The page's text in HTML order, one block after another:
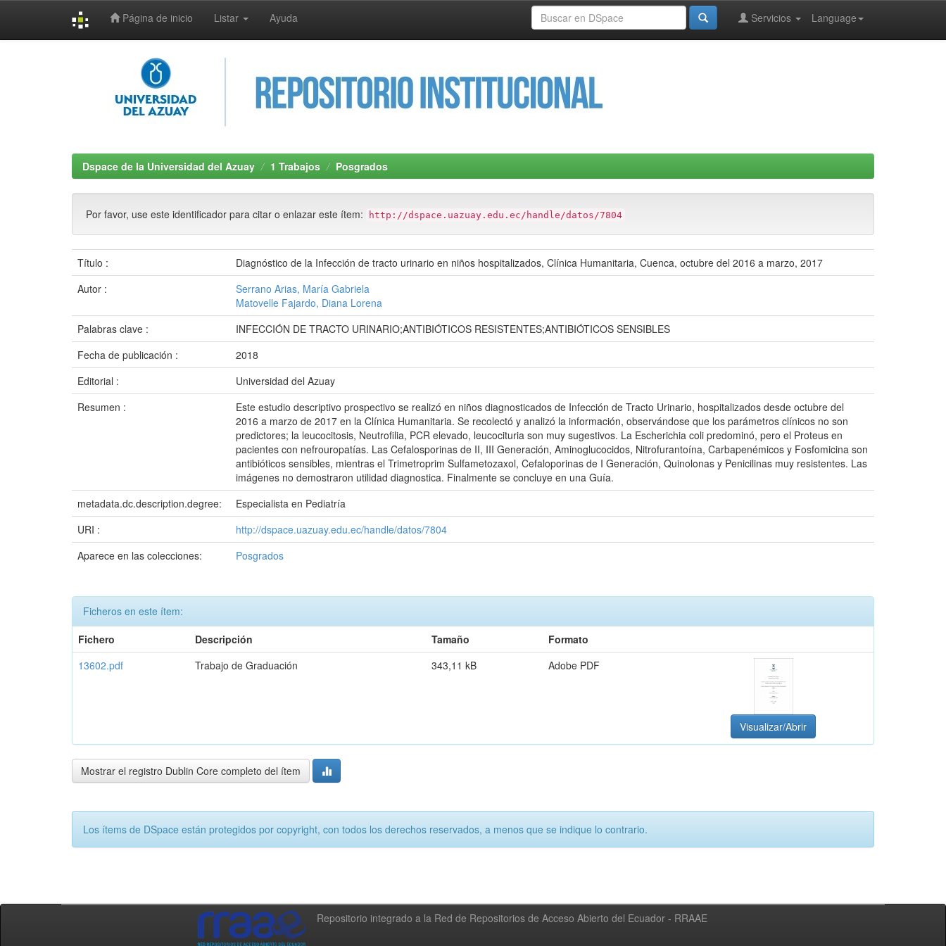
Página de inicio Listar Ayuda Language
Servicios
Dspace de la Universidad del Azuay 1 Trabajos Posgrados
Por favor, use este identificador para citar o enlazar este ítem: http://dspace.uazuay.edu.ec/handle/datos/7804
Título :
Diagnóstico de la Infección de tracto urinario en niños hospitalizados, Clínica Humanitaria, Cuenca, octubre del 2016 a marzo, 2017
Autor :
Serrano Arias, María Gabriela
Matovelle Fajardo, Diana Lorena
Palabras clave :
INFECCIÓN DE TRACTO URINARIO;ANTIBIÓTICOS RESISTENTES;ANTIBIÓTICOS SENSIBLES
Fecha de publicación :
2018
Editorial :
Universidad del Azuay
Resumen :
Este estudio descriptivo prospectivo se realizó en niños diagnosticados de Infección de Tracto Urinario, hospitalizados desde octubre del
2016 a marzo de 2017 en la Clínica Humanitaria. Se recolectó y analizó la información, observándose que los parámetros clínicos no son
predictores; la leucocitosis, Neutrofilia, PCR elevado, leucocituria son muy sugestivos. La Escherichia coli predominó, pero el Proteus en
pacientes con nefrouropatías. Las Cefalosporinas de II, III Generación, Aminoglucocidos, Nitrofurantoína, Carbapenémicos y Fosfomicina son
antibióticos sensibles, mientras el Trimetroprim Sulfametozaxol, Cefaloporinas de I Generación, Quinolonas y Penicilinas muy resistentes. Las
imágenes no demostraron utilidad diagnostica. Finalmente se concluye en una Guía.
metadata.dc.description.degree:
Especialista en Pediatría
URI :
http://dspace.uazuay.edu.ec/handle/datos/7804
Aparece en las colecciones:
Posgrados
Ficheros en este ítem:
Fichero
Descripción Tamaño
Formato
13602.pdf
Trabajo de Graduación 343,11 kB Adobe PDF
Visualizar/Abrir
Mostrar el registro Dublin Core completo del ítem
Los ítems de DSpace están protegidos por copyright, con todos los derechos reservados, a menos que se indique lo contrario.
Repositorio integrado a la Red de Repositorios de Acceso Abierto del Ecuador - RRAAE